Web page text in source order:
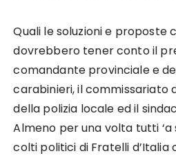
Quali le soluzioni e proposte
dovrebbero tener conto il
comandante provinciale e
carabinieri, il commissariato
della polizia locale ed il
Almeno per una volta tutti ‘a
colti politici di Fratelli d’Italia